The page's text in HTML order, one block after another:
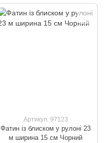
Артикул: 97123
Фатин із блиском у рулоні 23
м ширина 15 см Чорний